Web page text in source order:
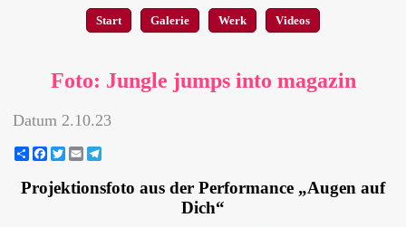
Start Galerie Werk Videos
Foto: Jungle jumps into magazin
Datum 2.10.23
ShareFacebook
Twitter
Email
Projektionsfoto aus der Performance „Augen auf
Dich“